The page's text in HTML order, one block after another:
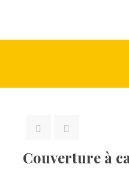
Couverture à